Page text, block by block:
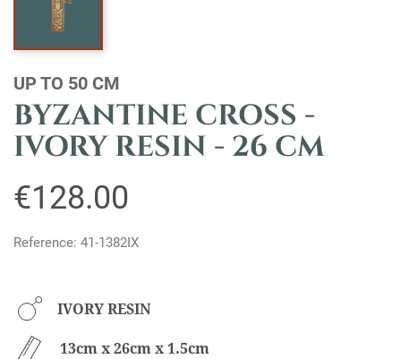
UP TO 50 CM
BYZANTINE CROSS -
IVORY RESIN - 26 CM
€128.00
Reference: 41-1382IX
IVORY RESIN
13cm x 26cm x 1.5cm